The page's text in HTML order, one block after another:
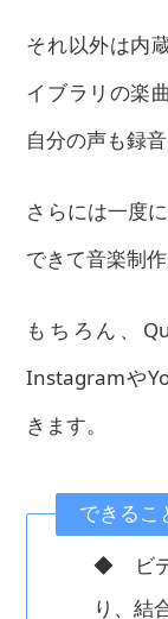
それ以外は内
イブラリの楽
自分の声も録
さらには一度
できて音楽制
もちろん、
Instagramや
きます。
できるこ
◆ ビデ
り、結